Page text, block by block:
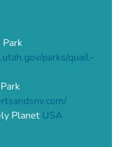
parks/quail-
Planet USA